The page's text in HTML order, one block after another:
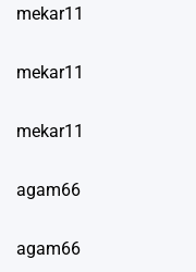
mekar11
mekar11
mekar11
agam66
agam66